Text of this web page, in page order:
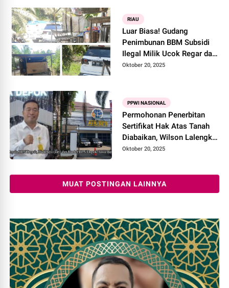
RIAU
Luar Biasa! Gudang
Penimbunan BBM Subsidi
Ilegal Milik Ucok Regar dan
Haji Bahar Diduga Kebal
Oktober 20, 2025
PPWI NASIONAL
Permohonan Penerbitan
Sertifikat Hak Atas Tanah
Diabaikan, Wilson Lalengke
Desak Kepala BPN Depok
Oktober 20, 2025
MUAT POSTINGAN LAINNYA